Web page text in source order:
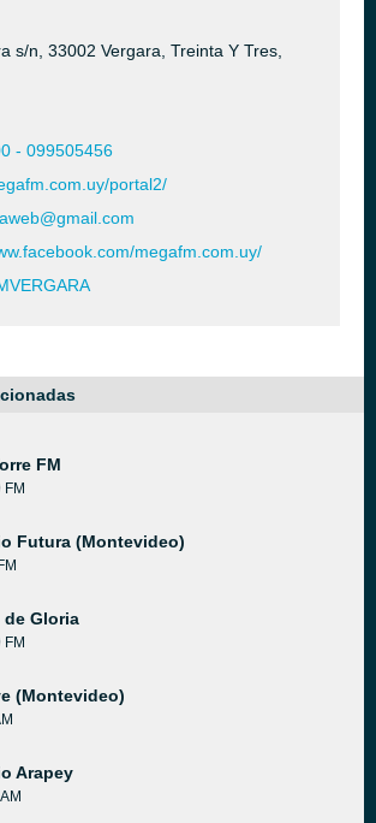
s/n, 33002 Vergara, Treinta Y Tres,
- 099505456
portal2/
megafm.com.uy/
FM
FM
Futura (Montevideo)
de Gloria
FM
(Montevideo)
Arapey